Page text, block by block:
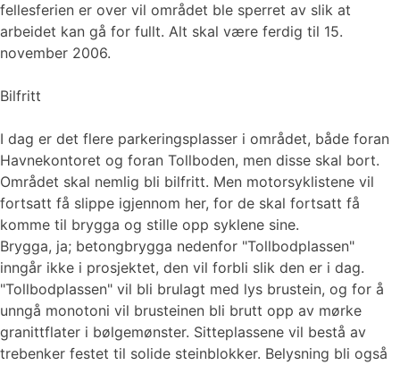
fellesferien er over vil området ble sperret av slik at
arbeidet kan gå for fullt. Alt skal være ferdig til 15.
november 2006.
Bilfritt
I dag er det flere parkeringsplasser i området, både foran
Havnekontoret og foran Tollboden, men disse skal bort.
Området skal nemlig bli bilfritt. Men motorsyklistene vil
fortsatt få slippe igjennom her, for de skal fortsatt få
komme til brygga og stille opp syklene sine.
Brygga, ja; betongbrygga nedenfor "Tollbodplassen"
inngår ikke i prosjektet, den vil forbli slik den er i dag.
"Tollbodplassen" vil bli brulagt med lys brustein, og for å
unngå monotoni vil brusteinen bli brutt opp av mørke
granittflater i bølgemønster. Sitteplassene vil bestå av
trebenker festet til solide steinblokker. Belysning bli også